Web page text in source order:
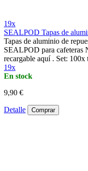
19x
SEALPOD Tapas de
Tapas de aluminio de
SEALPOD para cafeteras
recargable aquí . Set: 100x
19x
En stock
9,90 €
Detalle Comprar